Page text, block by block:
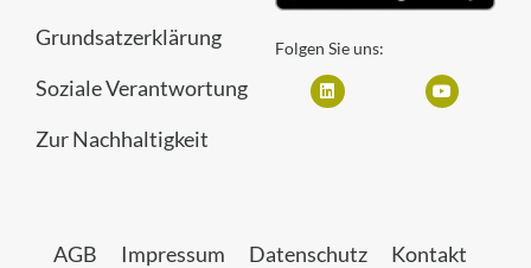
Grundsatzerklärung
Soziale Verantwortung
Zur Nachhaltigkeit
Folgen Sie uns:
AGB Impressum Datenschutz
Kontakt